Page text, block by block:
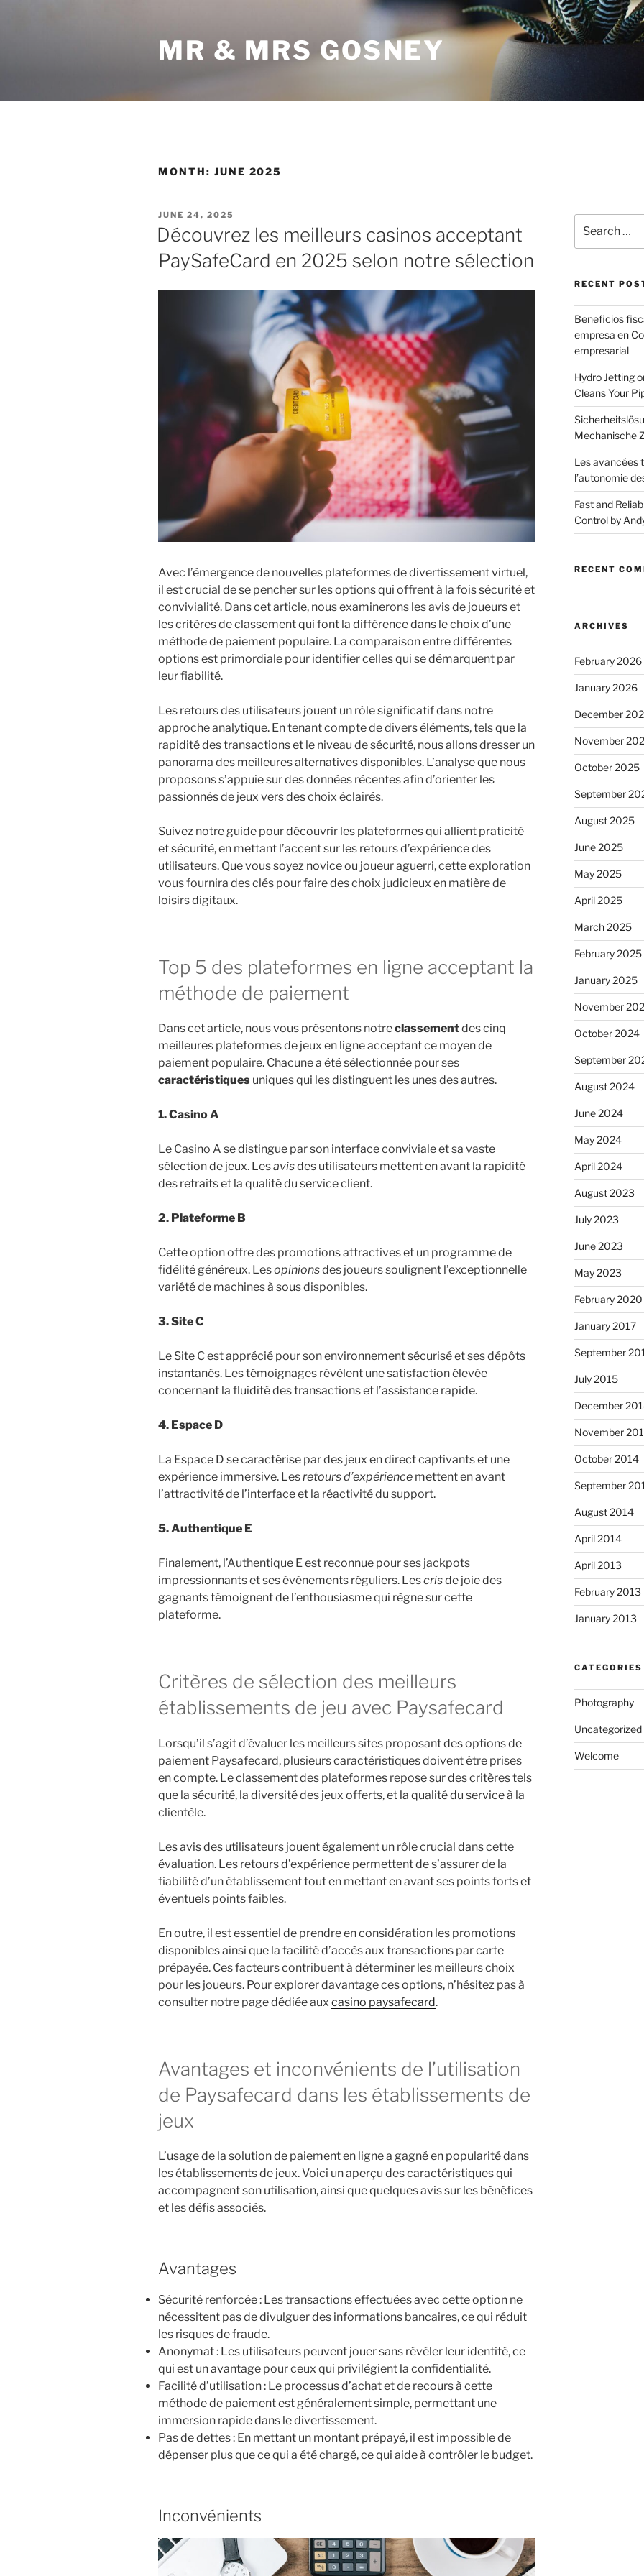
MR & MRS GOSNEY
MONTH: JUNE 2025
POSTED
ON
JUNE 24, 2025
Découvrez les meilleurs casinos acceptant
PaySafeCard en 2025 selon notre sélection
Avec l’émergence de nouvelles plateformes de divertissement virtuel,
il est crucial de se pencher sur les options qui offrent à la fois sécurité et
convivialité. Dans cet article, nous examinerons les avis de joueurs et
les critères de classement qui font la différence dans le choix d’une
méthode de paiement populaire. La comparaison entre différentes
options est primordiale pour identifier celles qui se démarquent par
leur fiabilité.
Les retours des utilisateurs jouent un rôle significatif dans notre
approche analytique. En tenant compte de divers éléments, tels que la
rapidité des transactions et le niveau de sécurité, nous allons dresser un
panorama des meilleures alternatives disponibles. L’analyse que nous
proposons s’appuie sur des données récentes afin d’orienter les
passionnés de jeux vers des choix éclairés.
Suivez notre guide pour découvrir les plateformes qui allient praticité
et sécurité, en mettant l’accent sur les retours d’expérience des
utilisateurs. Que vous soyez novice ou joueur aguerri, cette exploration
vous fournira des clés pour faire des choix judicieux en matière de
loisirs digitaux.
Top 5 des plateformes en ligne acceptant la
méthode de paiement
Dans cet article, nous vous présentons notreclassementdes cinq
meilleures plateformes de jeux en ligne acceptant ce moyen de
paiement populaire. Chacune a été sélectionnée pour ses
caractéristiques uniques qui les distinguent les unes des autres.
1. Casino A
Le Casino A se distingue par son interface conviviale et sa vaste
sélection de jeux. Lesavisdes utilisateurs mettent en avant la rapidité
des retraits et la qualité du service client.
2. Plateforme B
Cette option offre des promotions attractives et un programme de
fidélité généreux. Lesopinionsdes joueurs soulignent l’exceptionnelle
variété de machines à sous disponibles.
3. Site C
Le Site C est apprécié pour son environnement sécurisé et ses dépôts
instantanés. Les témoignages révèlent une satisfaction élevée
concernant la fluidité des transactions et l’assistance rapide.
4. Espace D
La Espace D se caractérise par des jeux en direct captivants et une
expérience immersive. Lesretours d’expérience mettent en avant
l’attractivité de l’interface et la réactivité du support.
5. Authentique E
Finalement, l’Authentique E est reconnue pour ses jackpots
impressionnants et ses événements réguliers. Lescrisde joie des
gagnants témoignent de l’enthousiasme qui règne sur cette
plateforme.
Critères de sélection des meilleurs
établissements de jeu avec Paysafecard
Lorsqu’il s’agit d’évaluer les meilleurs sites proposant des options de
paiement Paysafecard, plusieurs caractéristiques doivent être prises
en compte. Le classement des plateformes repose sur des critères tels
que la sécurité, la diversité des jeux offerts, et la qualité du service à la
clientèle.
Les avis des utilisateurs jouent également un rôle crucial dans cette
évaluation. Les retours d’expérience permettent de s’assurer de la
fiabilité d’un établissement tout en mettant en avant ses points forts et
éventuels points faibles.
En outre, il est essentiel de prendre en considération les promotions
disponibles ainsi que la facilité d’accès aux transactions par carte
prépayée. Ces facteurs contribuent à déterminer les meilleurs choix
pour les joueurs. Pour explorer davantage ces options, n’hésitez pas à
consulter notre page dédiée aux casino paysafecard.
Avantages et inconvénients de l’utilisation
de Paysafecard dans les établissements de
jeux
L’usage de la solution de paiement en ligne a gagné en popularité dans
les établissements de jeux. Voici un aperçu des caractéristiques qui
accompagnent son utilisation, ainsi que quelques avis sur les bénéfices
et les défis associés.
Avantages
Sécurité renforcée : Les transactions effectuées avec cette option ne
nécessitent pas de divulguer des informations bancaires, ce qui réduit
les risques de fraude.
Anonymat : Les utilisateurs peuvent jouer sans révéler leur identité, ce
qui est un avantage pour ceux qui privilégient la confidentialité.
Facilité d’utilisation : Le processus d’achat et de recours à cette
méthode de paiement est généralement simple, permettant une
immersion rapide dans le divertissement.
Pas de dettes : En mettant un montant prépayé, il est impossible de
dépenser plus que ce qui a été chargé, ce qui aide à contrôler le budget.
Inconvénients
for:
RECENT
Beneficios
empresa en
empresarial
Hydro Jetting
Cleans Your
Mechanische
Les avancées
l’autonomie
Fast and
Control by
RECENT
ARCHIVES
February 2026
January 2026
December
November
October 2025
September
August 2025
June 2025
May 2025
April 2025
March 2025
February 2025
January 2025
November
October 2024
September
August 2024
June 2024
May 2024
April 2024
August 2023
July 2023
June 2023
May 2023
February 2020
January 2017
September
July 2015
December
November
October 2014
September
August 2014
April 2014
April 2013
February 2013
January 2013
CATEGORIES
Photography
Uncategorized
Welcome